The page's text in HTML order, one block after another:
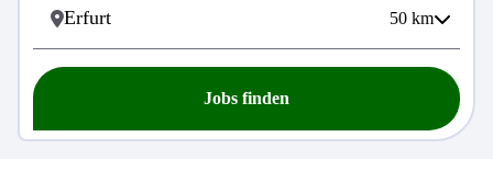
50 km
Jobs finden